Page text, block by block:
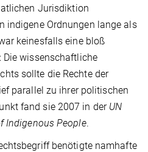
Jurisdiktion
indigene Ordnungen lange als
keinesfalls eine bloß
Die wissenschaftliche
sollte die Rechte der
parallel zu ihrer politischen
fand sie 2007 in der UN
Indigenous People.
benötigte namhafte